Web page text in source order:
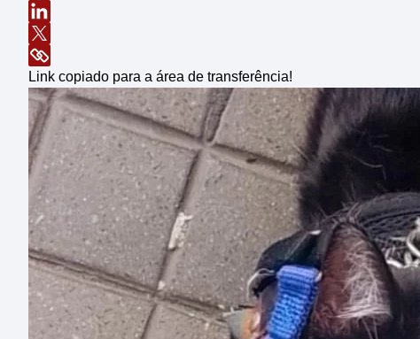
Link copiado para a área de transferência!